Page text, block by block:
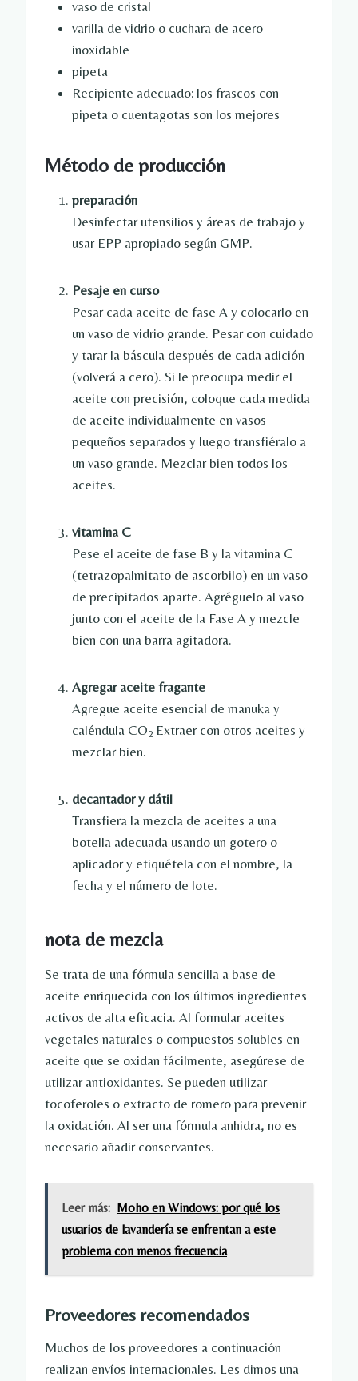
vaso de cristal
varilla de vidrio o cuchara de acero
inoxidable
pipeta
Recipiente adecuado: los frascos con
pipeta o cuentagotas son los mejores
Método de producción
preparación
Desinfectar utensilios y áreas de trabajo y
usar EPP apropiado según GMP.
Pesaje en curso
Pesar cada aceite de fase A y colocarlo en
un vaso de vidrio grande. Pesar con cuidado
y tarar la báscula después de cada adición
(volverá a cero). Si le preocupa medir el
aceite con precisión, coloque cada medida
de aceite individualmente en vasos
pequeños separados y luego transfiéralo a
un vaso grande. Mezclar bien todos los
aceites.
vitamina C
Pese el aceite de fase B y la vitamina C
(tetrazopalmitato de ascorbilo) en un vaso
de precipitados aparte. Agréguelo al vaso
junto con el aceite de la Fase A y mezcle
bien con una barra agitadora.
Agregar aceite fragante
Agregue aceite esencial de manuka y
caléndula CO2 Extraer con otros aceites y
mezclar bien.
decantador y dátil
Transfiera la mezcla de aceites a una
botella adecuada usando un gotero o
aplicador y etiquétela con el nombre, la
fecha y el número de lote.
nota de mezcla
Se trata de una fórmula sencilla a base de
aceite enriquecida con los últimos ingredientes
activos de alta eficacia. Al formular aceites
vegetales naturales o compuestos solubles en
aceite que se oxidan fácilmente, asegúrese de
utilizar antioxidantes. Se pueden utilizar
tocoferoles o extracto de romero para prevenir
la oxidación. Al ser una fórmula anhidra, no es
necesario añadir conservantes.
Leer más: Moho en Windows: por qué los
usuarios de lavandería se enfrentan a este
problema con menos frecuencia
Proveedores recomendados
Muchos de los proveedores a continuación
realizan envíos internacionales. Les dimos una